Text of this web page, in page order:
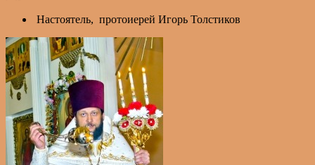
Настоятель, протоиерей Игорь Толстиков